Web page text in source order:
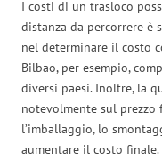
I costi di un trasloco
distanza da percorrere è
nel determinare il costo
Bilbao, per esempio,
diversi paesi. Inoltre, la
notevolmente sul prezzo
l’imballaggio, lo
aumentare il costo finale.